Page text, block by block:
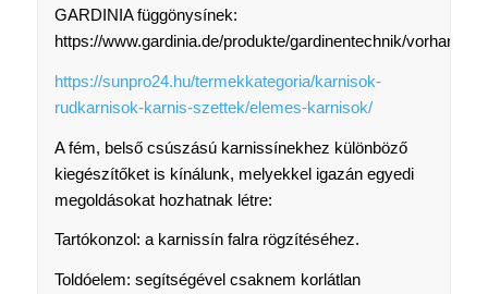
GARDINIA függönysínek:
https://www.gardinia.de/produkte/gardinentechnik/
https://sunpro24.hu/termekkategoria/karnisok-
rudkarnisok-karnis-szettek/elemes-karnisok/
A fém, belső csúszású karnissínekhez különböző
kiegészítőket is kínálunk, melyekkel igazán egyedi
megoldásokat hozhatnak létre:
Tartókonzol: a karnissín falra rögzítéséhez.
Toldóelem: segítségével csaknem korlátlan